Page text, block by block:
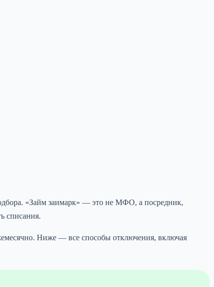
«Займ заимарк» — это не МФО, а посредник,
списания.
Ниже — все способы отключения, включая